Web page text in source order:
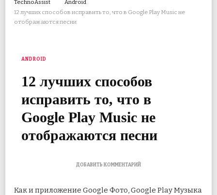
TechnoAssist
Android
12 лучших способов исправить то, что в Google Play Music не
отображаются песни
ANDROID
12 лучших способов
исправить то, что в
Google Play Music не
отображаются песни
ДОБАВИТЬ КОММЕНТАРИЙК
ЛУЧШИХ
Как и приложение Google Фото, Google Play Музыка